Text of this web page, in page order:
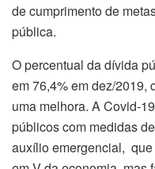
de cumprimento de
pública.
O percentual da dívida
em 76,4% em dez/2019,
uma melhora. A Covid-
públicos com medidas
auxílio emergencial,